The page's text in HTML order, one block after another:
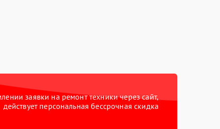
заявки на ремонт техники через сайт,
действует персональная бессрочная скидка